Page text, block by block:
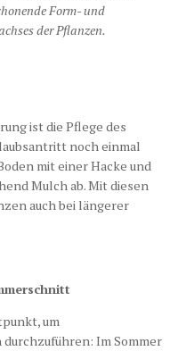
Form- und
der Pflanzen.
ist die Pflege des
noch einmal
mit einer Hacke und
Mulch ab. Mit diesen
auch bei längerer
um
Im Sommer